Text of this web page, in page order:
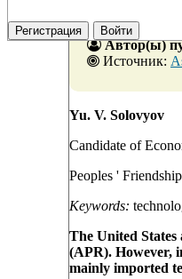
Регистрация Войти
Автор(ы)
Источник:
Yu. V. Solovyov
Candidate of
Peoples '
Keywords:
The United
(APR). However,
mainly imported